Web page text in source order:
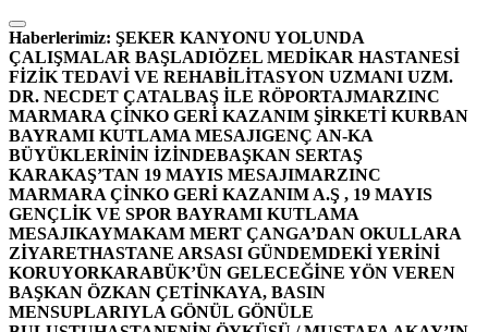
İçeriğe
atla
Haberlerimiz: ŞEKER KANYONU YOLUNDA
ÇALIŞMALAR BAŞLADIÖZEL MEDİKAR HASTANESİ
FİZİK TEDAVİ VE REHABİLİTASYON UZMANI UZM.
DR. NECDET ÇATALBAŞ İLE RÖPORTAJMARZINC
MARMARA ÇİNKO GERİ KAZANIM ŞİRKETİ KURBAN
BAYRAMI KUTLAMA MESAJIGENÇ AN-KA
BÜYÜKLERİNİN İZİNDEBAŞKAN SERTAŞ
KARAKAŞ’TAN 19 MAYIS MESAJIMARZINC
MARMARA ÇİNKO GERİ KAZANIM A.Ş , 19 MAYIS
GENÇLİK VE SPOR BAYRAMI KUTLAMA
MESAJIKAYMAKAM MERT ÇANGA’DAN OKULLARA
ZİYARETHASTANE ARSASI GÜNDEMDEKİ YERİNİ
KORUYORKARABÜK’ÜN GELECEĞİNE YÖN VEREN
BAŞKAN ÖZKAN ÇETİNKAYA, BASIN
MENSUPLARIYLA GÖNÜL GÖNÜLE